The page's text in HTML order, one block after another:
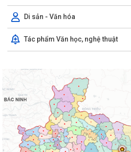
Di sản - Văn hóa
Tác phẩm Văn học, nghệ thuật